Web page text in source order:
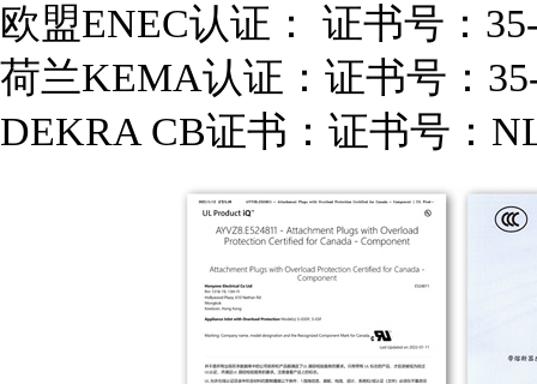
欧盟ENEC认证： 证书号：
荷兰KEMA认证：证书号：
DEKRA CB证书：证书号：